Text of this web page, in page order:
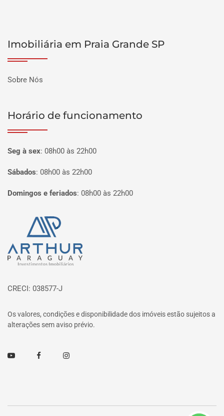
Imobiliária em Praia Grande SP
Sobre Nós
Horário de funcionamento
Seg à sex: 08h00 às 22h00
Sábados: 08h00 às 22h00
Domingos e feriados: 08h00 às 22h00
Página inicial
CRECI: 038577-J
Os valores, condições e disponibilidade dos imóveis estão sujeitos a
alterações sem aviso prévio.
Youtube FacebookInstagram